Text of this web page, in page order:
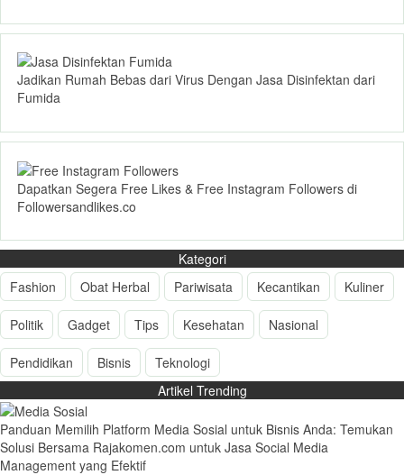
Jadikan Rumah Bebas dari Virus Dengan Jasa Disinfektan dari
Fumida
Dapatkan Segera Free Likes & Free Instagram Followers di
Followersandlikes.co
Kategori
Fashion
Obat Herbal Pariwisata Kecantikan Kuliner
Politik Gadget Tips Kesehatan Nasional
Pendidikan Bisnis
Teknologi
Artikel Trending
Panduan Memilih Platform Media Sosial untuk Bisnis Anda: Temukan
Solusi Bersama Rajakomen.com untuk Jasa Social Media
Management yang Efektif